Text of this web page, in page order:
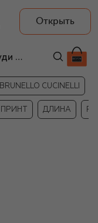
Открыть
Кремовые мужские худи DOMREBEL
BRUNELLO CUCINELLI
ПРИНТ ДЛИНА